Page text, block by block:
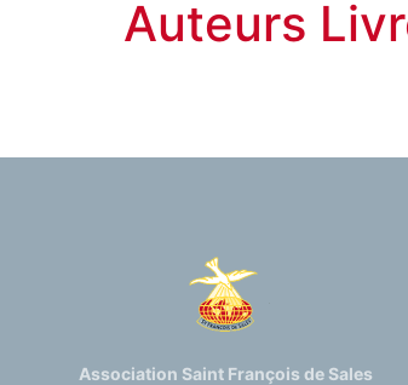
Auteurs
Association Saint François de Sales